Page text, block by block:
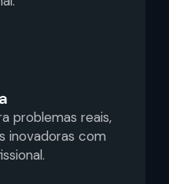
problemas reais,
inovadoras com